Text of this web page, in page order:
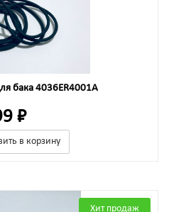
бака 4036ER4001A
₽
в корзину
Хит продаж